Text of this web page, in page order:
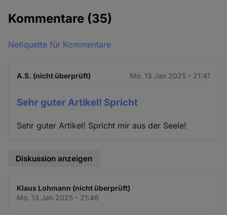
Kommentare (35)
Netiquette für Kommentare
A.S. (nicht überprüft) Mo. 13 Jan 2025 - 21:41
Sehr guter Artikel! Spricht
Sehr guter Artikel! Spricht mir aus der Seele!
Diskussion anzeigen
Klaus Lohmann (nicht überprüft)
Mo. 13 Jan 2025 - 21:46